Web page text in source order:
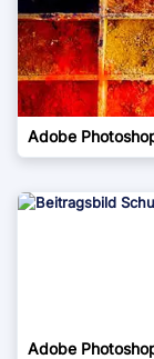
Adobe
Adobe